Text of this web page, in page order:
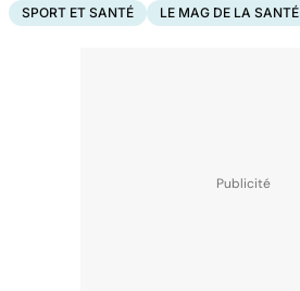
SPORT ET SANTÉ LE MAG DE LA SANTÉ